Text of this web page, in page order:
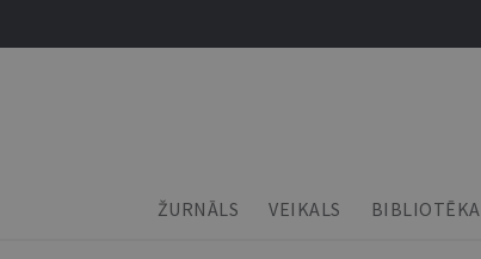
ŽURNĀLS VEIKALS BIBLIOTĒKA